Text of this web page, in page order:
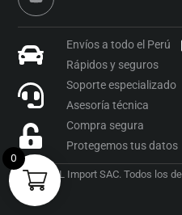
Envíos a todo el Perú
Rápidos y seguros
Soporte especializado
Asesoría técnica
Compra segura
Protegemos tus datos
2026 OML Import SAC. Todos los
0